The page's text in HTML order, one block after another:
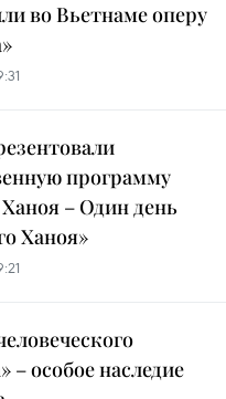
во Вьетнаме оперу
программу
– Один день
Ханоя»
– особое наследие